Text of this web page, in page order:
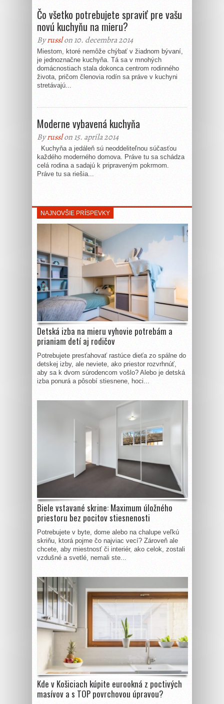
Čo všetko potrebujete spraviť pre vašu
novú kuchyňu na mieru?
Byrusslon 10. decembra 2014
Miestom, ktoré nemôže chýbať v žiadnom bývaní,
je jednoznačne kuchyňa. Tá sa v mnohých
domácnostiach stala dokonca centrom rodinného
života, pričom členovia rodín sa práve v kuchyni
stretávajú...
Moderne vybavená kuchyňa
Byrusslon 15. apríla 2014
Kuchyňa a jedáleň sú neoddeliteľnou súčasťou
každého moderného domova. Práve tu sa schádza
celá rodina a sadajú k pripraveným pokrmom.
Práve tu sa riešia...
NAJNOVŠIE PRÍSPEVKY
Detská izba na mieru vyhovie potrebám a
prianiam detí aj rodičov
Potrebujete presťahovať rastúce dieťa zo spálne do
detskej izby, ale neviete, ako priestor rozvrhnúť,
aby sa k dvom súrodencom vošlo? Alebo je detská
izba ponurá a pôsobí stiesnene, hoci...
Biele vstavané skrine: Maximum úložného
priestoru bez pocitov stiesnenosti
Potrebujete v byte, dome alebo na chalupe veľkú
skriňu, ktorá pojme čo najviac vecí? Zároveň ale
chcete, aby miestnosť či interiér, ako celok, zostali
vzdušné a svetlé, nemali ste...
Kde v Košiciach kúpite eurookná z poctivých
masívov a s TOP povrchovou úpravou?